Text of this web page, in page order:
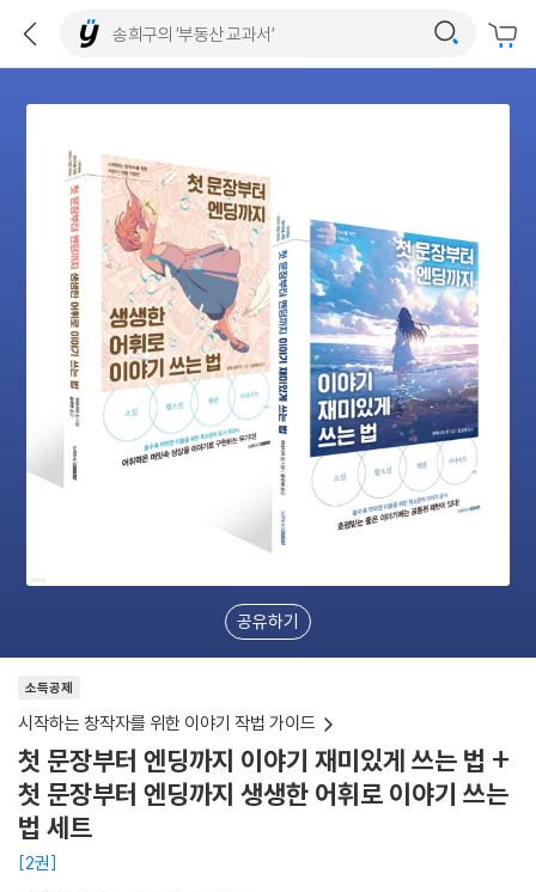
공유하기
소득공제
시작하는 창작자를 위한 이야기 작법 가이드
첫 문장부터 엔딩까지 이야기 재미있게 쓰는 법 +
첫 문장부터 엔딩까지 생생한 어휘로 이야기 쓰는
법 세트
2권